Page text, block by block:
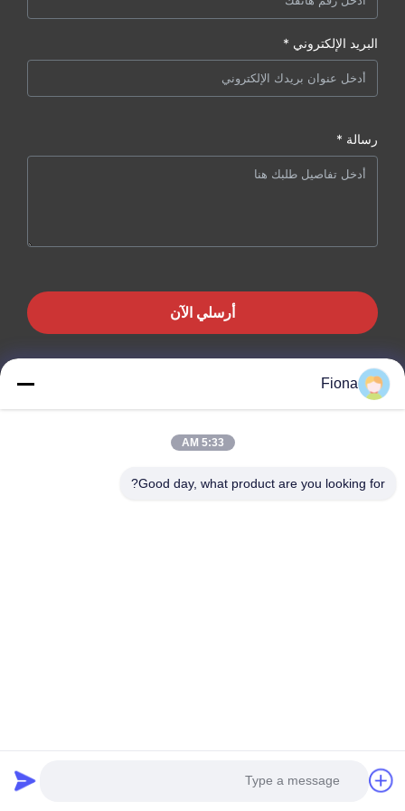
البريد الإلكتروني *
رسالة *
أرسلي الآن
Fiona
5:33 AM
Good day, what product are you looking for?